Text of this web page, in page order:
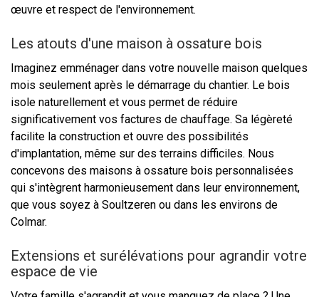
œuvre et respect de l'environnement.
Les atouts d'une maison à ossature bois
Imaginez emménager dans votre nouvelle maison quelques
mois seulement après le démarrage du chantier. Le bois
isole naturellement et vous permet de réduire
significativement vos factures de chauffage. Sa légèreté
facilite la construction et ouvre des possibilités
d'implantation, même sur des terrains difficiles. Nous
concevons des maisons à ossature bois personnalisées
qui s'intègrent harmonieusement dans leur environnement,
que vous soyez à Soultzeren ou dans les environs de
Colmar.
Extensions et surélévations pour agrandir votre
espace de vie